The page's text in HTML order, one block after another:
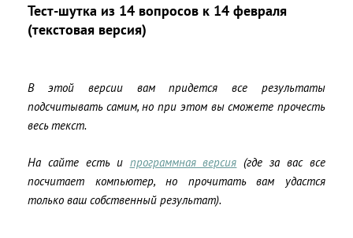
Тест-шутка из 14 вопросов к 14 февраля
(текстовая версия)
В этой версии вам придется все результаты
подсчитывать самим, но при этом вы сможете прочесть
весь текст.
На сайте есть и программная версия (где за вас все
посчитает компьютер, но прочитать вам удастся
только ваш собственный результат).